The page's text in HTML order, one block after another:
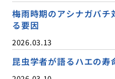
梅雨時期のアシナガバ
る要因
2026.03.13
昆虫学者が語るハエの